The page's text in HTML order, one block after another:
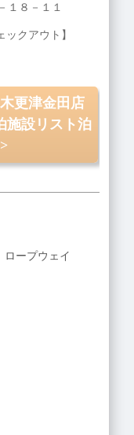
１８－１１
クアウト】
更津金田店
施設リスト泊
ープウェイ